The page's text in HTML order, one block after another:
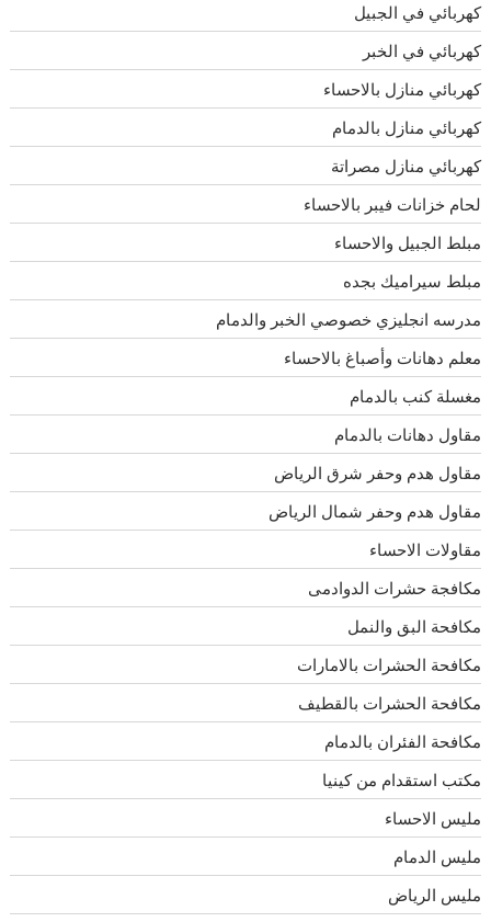
كهربائي في الجبيل
كهربائي في الخبر
كهربائي منازل بالاحساء
كهربائي منازل بالدمام
كهربائي منازل مصراتة
لحام خزانات فيبر بالاحساء
مبلط الجبيل والاحساء
مبلط سيراميك بجده
مدرسه انجليزي خصوصي الخبر والدمام
معلم دهانات وأصباغ بالاحساء
مغسلة كنب بالدمام
مقاول دهانات بالدمام
مقاول هدم وحفر شرق الرياض
مقاول هدم وحفر شمال الرياض
مقاولات الاحساء
مكافجة حشرات الدوادمى
مكافحة البق والنمل
مكافحة الحشرات بالامارات
مكافحة الحشرات بالقطيف
مكافحة الفئران بالدمام
مكتب استقدام من كينيا
مليس الاحساء
مليس الدمام
مليس الرياض